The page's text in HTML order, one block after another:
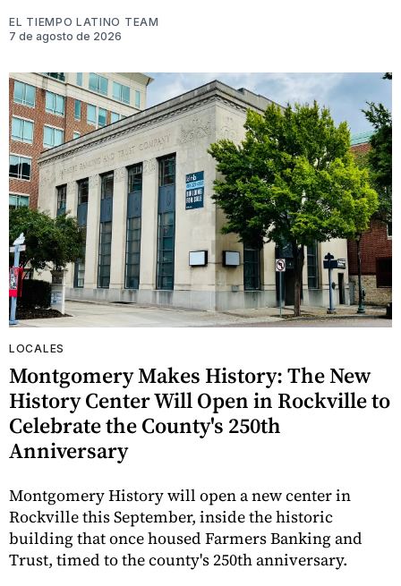
EL TIEMPO LATINO TEAM
7 de agosto de 2026
LOCALES
Montgomery Makes History: The New
History Center Will Open in Rockville to
Celebrate the County's 250th
Anniversary
Montgomery History will open a new center in
Rockville this September, inside the historic
building that once housed Farmers Banking and
Trust, timed to the county's 250th anniversary.